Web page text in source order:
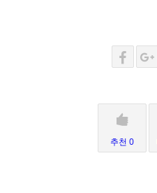
추천 0